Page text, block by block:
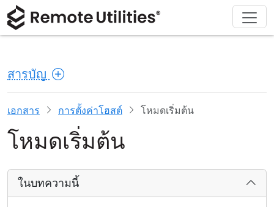
สารบัญ
เอกสาร การตั้งค่าโฮสต์ โหมดเริ่มต้น
โหมดเริ่มต้น
ในบทความนี้
ผลิตภัณฑ์
ความปลอดภัย
ภาพหน้าจอ
หมายเหตุประจำรุ่น
โหมดการเชื่อมต่อ
การเข้าถึงแบบไม่ต้องดูแล
โซลูชัน
การผลิตและการค้าปลีก
การดูแลสุขภาพ
การศึกษาและรัฐบาล
เทคโนโลยีสารสนเทศ
ดาวน์โหลด
macOS
Linux
iOS/Android
ซื้อ
ผู้ช่วยใบอนุญาต
อัปเกรดใบอนุญาตของคุณ
สนับสนุน
เอกสารประกอบ
ฐานความรู้
เกี่ยวกับ
ห้องข่าว
เขียนรีวิว